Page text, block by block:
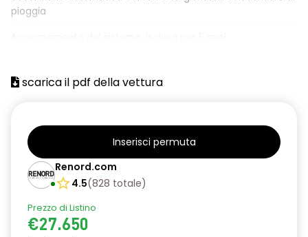
pioggia
posteriori
alzacristalli anteriori elettrici impulsionali
alzacristalli posteriori elettrici impulsionali
assistenza alla partenza in salita
climatizzatore automatico
scarica il pdf della vettura
Inserisci permuta
Renord.com
4.5(828 totale)
Prezzo di Listino
€27.650